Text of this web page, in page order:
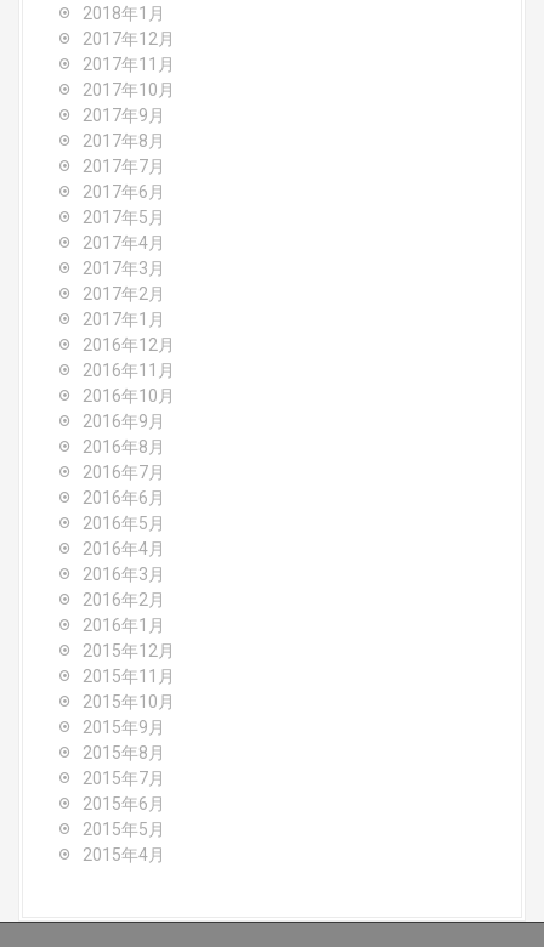
2018年1月
2017年12月
2017年11月
2017年10月
2017年9月
2017年8月
2017年7月
2017年6月
2017年5月
2017年4月
2017年3月
2017年2月
2017年1月
2016年12月
2016年11月
2016年10月
2016年9月
2016年8月
2016年7月
2016年6月
2016年5月
2016年4月
2016年3月
2016年2月
2016年1月
2015年12月
2015年11月
2015年10月
2015年9月
2015年8月
2015年7月
2015年6月
2015年5月
2015年4月